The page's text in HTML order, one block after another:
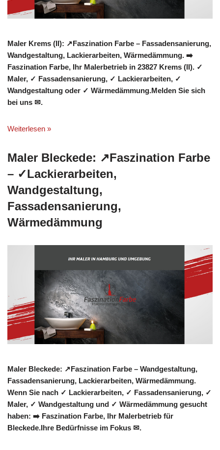
Maler Krems (II): ↗️Faszination Farbe – Fassadensanierung,
Wandgestaltung, Lackierarbeiten, Wärmedämmung. ➡️
Faszination Farbe, Ihr Malerbetrieb in 23827 Krems (II). ✓
Maler, ✓ Fassadensanierung, ✓ Lackierarbeiten, ✓
Wandgestaltung oder ✓ Wärmedämmung.Melden Sie sich
bei uns ✉.
Weiterlesen »
Maler Bleckede: ↗️Faszination Farbe
– ✓Lackierarbeiten,
Wandgestaltung,
Fassadensanierung,
Wärmedämmung
Maler Bleckede: ↗️Faszination Farbe – Wandgestaltung,
Fassadensanierung, Lackierarbeiten, Wärmedämmung.
Wenn Sie nach ✓ Lackierarbeiten, ✓ Fassadensanierung, ✓
Maler, ✓ Wandgestaltung und ✓ Wärmedämmung gesucht
haben: ➡️ Faszination Farbe, Ihr Malerbetrieb für
Bleckede.Ihre Bedürfnisse im Fokus ✉.